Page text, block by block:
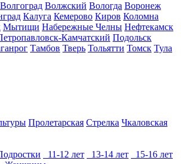
Волгоград Волжский Вологда Воронеж
Калуга Кемерово Киров Коломна
Мытищи Набережные Челны Нефтекамск
Камчатский Подольск
Тамбов Тверь Тольятти Томск Тула
Пролетарская Стрелка Чкаловская
11-12 лет 13-14 лет
15-16 лет